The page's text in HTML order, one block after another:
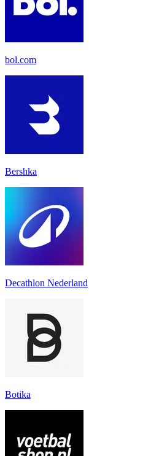
bol.com
Bershka
Decathlon Nederland
Botika